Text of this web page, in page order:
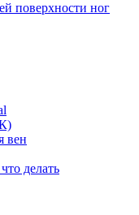
поверхности ног
вен
делать